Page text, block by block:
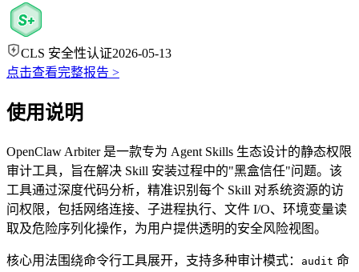
CLS 安全性认证2026-05-13
点击查看完整报告 >
使用说明
OpenClaw Arbiter 是一款专为 Agent Skills 生态设计的静态权限
审计工具，旨在解决 Skill 安装过程中的"黑盒信任"问题。该
工具通过深度代码分析，精准识别每个 Skill 对系统资源的访
问权限，包括网络连接、子进程执行、文件 I/O、环境变量读
取及危险序列化操作，为用户提供透明的安全风险视图。
核心用法围绕命令行工具展开，支持多种审计模式： audit 命